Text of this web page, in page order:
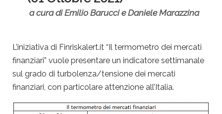
a cura di Emilio Barucci e Daniele Marazzina
L’iniziativa di Finriskalert.it “Il termometro dei mercati
finanziari” vuole presentare un indicatore settimanale
sul grado di turbolenza/tensione dei mercati
finanziari, con particolare attenzione all’Italia.